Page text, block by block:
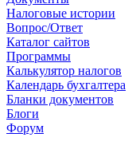
Налоговые истории
Вопрос/Ответ
Каталог сайтов
Программы
Калькулятор налогов
Календарь бухгалтера
Бланки документов
Блоги
Форум